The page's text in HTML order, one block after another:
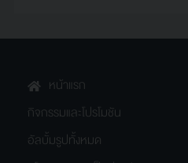
หน้าแรก
กิจกรรมและโปรโมชัน
อัลบั้มรูปทั้งหมด